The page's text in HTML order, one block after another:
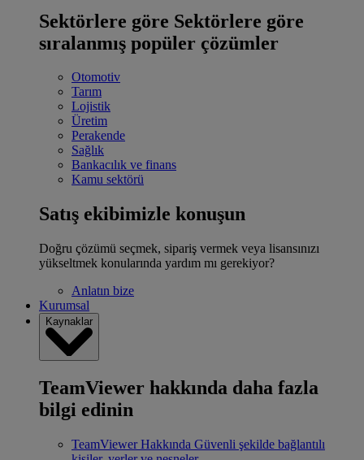
Sektörlere göre Sektörlere göre
sıralanmış popüler çözümler
Otomotiv
Tarım
Lojistik
Üretim
Perakende
Sağlık
Bankacılık ve finans
Kamu sektörü
Satış ekibimizle konuşun
Doğru çözümü seçmek, sipariş vermek veya lisansınızı
yükseltmek konularında yardım mı gerekiyor?
Anlatın bize
Kurumsal
Kaynaklar
TeamViewer hakkında daha fazla
bilgi edinin
TeamViewer Hakkında Güvenli şekilde bağlantılı